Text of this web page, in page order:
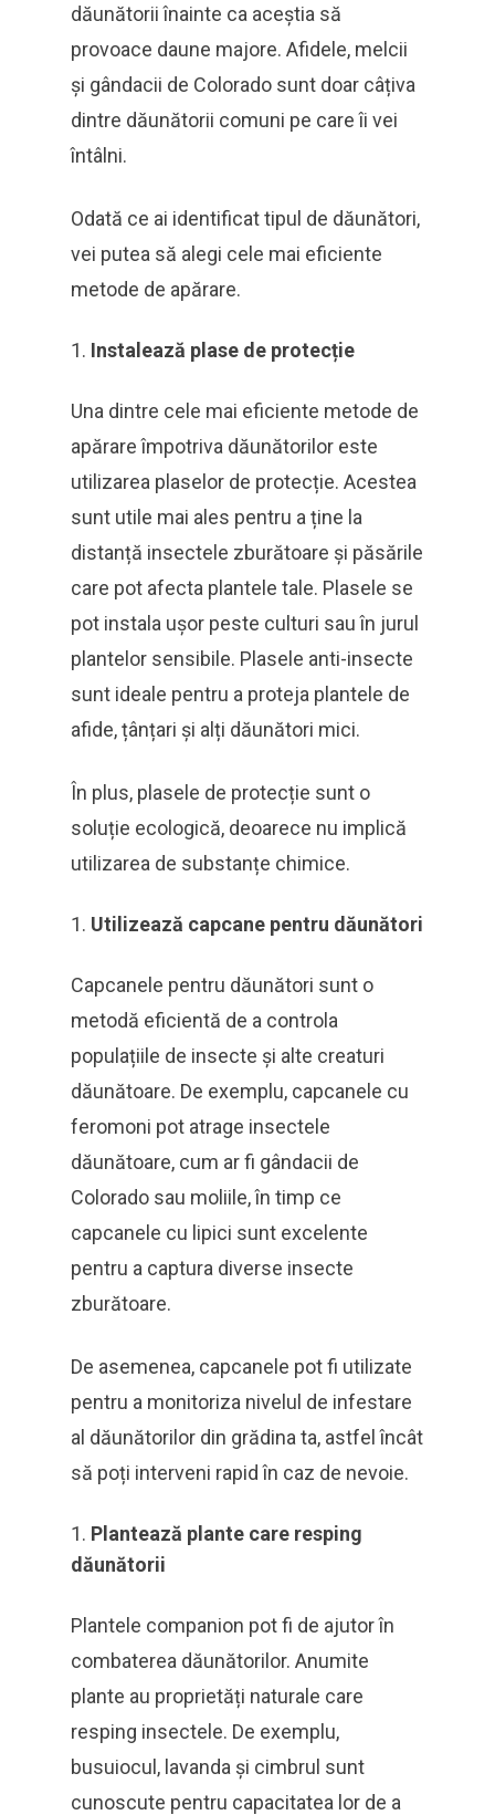
dăunătorii înainte ca aceștia să
provoace daune majore. Afidele, melcii
și gândacii de Colorado sunt doar câțiva
dintre dăunătorii comuni pe care îi vei
întâlni.
Odată ce ai identificat tipul de dăunători,
vei putea să alegi cele mai eficiente
metode de apărare.
Instalează plase de protecție
Una dintre cele mai eficiente metode de
apărare împotriva dăunătorilor este
utilizarea plaselor de protecție. Acestea
sunt utile mai ales pentru a ține la
distanță insectele zburătoare și păsările
care pot afecta plantele tale. Plasele se
pot instala ușor peste culturi sau în jurul
plantelor sensibile. Plasele anti-insecte
sunt ideale pentru a proteja plantele de
afide, țânțari și alți dăunători mici.
În plus, plasele de protecție sunt o
soluție ecologică, deoarece nu implică
utilizarea de substanțe chimice.
Utilizează capcane pentru dăunători
Capcanele pentru dăunători sunt o
metodă eficientă de a controla
populațiile de insecte și alte creaturi
dăunătoare. De exemplu, capcanele cu
feromoni pot atrage insectele
dăunătoare, cum ar fi gândacii de
Colorado sau moliile, în timp ce
capcanele cu lipici sunt excelente
pentru a captura diverse insecte
zburătoare.
De asemenea, capcanele pot fi utilizate
pentru a monitoriza nivelul de infestare
al dăunătorilor din grădina ta, astfel încât
să poți interveni rapid în caz de nevoie.
Plantează plante care resping
dăunătorii
Plantele companion pot fi de ajutor în
combaterea dăunătorilor. Anumite
plante au proprietăți naturale care
resping insectele. De exemplu,
busuiocul, lavanda și cimbrul sunt
cunoscute pentru capacitatea lor de a